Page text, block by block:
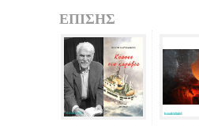
ΕΠΙΣΗΣ